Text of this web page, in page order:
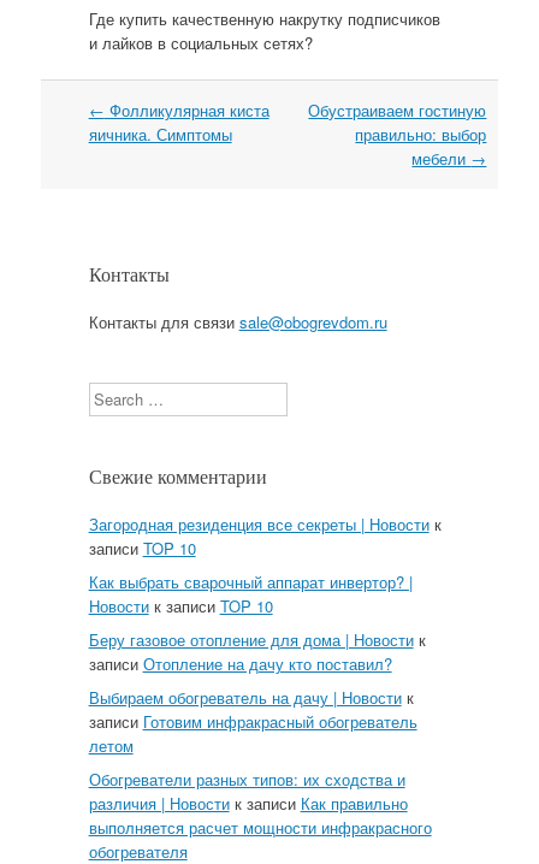
Где купить качественную накрутку подписчиков
и лайков в социальных сетях?
Навигация
← Фолликулярная киста
яичника. Симптомы
Обустраиваем гостиную
правильно: выбор
мебели →
Контакты
Контакты для связи sale@obogrevdom.ru
Search
Свежие комментарии
Загородная резиденция все секреты | Новостик
записи TOP 10
Как выбрать сварочный аппарат инвертор? |
Новостик записи TOP 10
Беру газовое отопление для дома | Новостик
записи Отопление на дачу кто поставил?
Выбираем обогреватель на дачу | Новостик
записи Готовим инфракрасный обогреватель
летом
Обогреватели разных типов: их сходства и
различия | Новостик записи Как правильно
выполняется расчет мощности инфракрасного
обогревателя